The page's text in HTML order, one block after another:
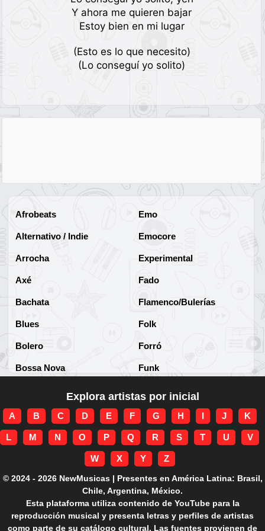
Y ahora me quieren bajar
Estoy bien en mi lugar
(Esto es lo que necesito)
(Lo conseguí yo solito)
Afrobeats
Alternativo / Indie
Arrocha
Axé
Bachata
Blues
Bolero
Bossa Nova
Brega-funk
Cha-Cha
Corridos
Country
Cuarteto
Emo
Emocore
Experimental
Fado
Flamenco/Bulerías
Folk
Forró
Funk
Funk Internacional
Gospel/Religioso
Gótico
Grunge
Guarania
Hard rock
Explora artistas por inicial
A B C D E F G H I J K
L M N O P Q R S T U V
W X Y Z
© 2024 - 2026 NewMusicas | Presentes en América Latina: Brasil,
Chile, Argentina, México.
Esta plataforma utiliza contenido de YouTube para la
reproducción musical y presenta letras y perfiles de artistas
como parte de su catálogo cultural. Las fuentes provienen de